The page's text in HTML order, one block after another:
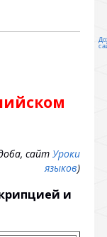
сайт Уроки
языков)
и